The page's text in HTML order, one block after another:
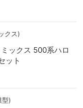
クス)
ックス 500系ハロ
ット
型)